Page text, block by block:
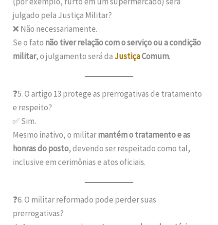
julgado pela Justiça Militar?
❌ Não necessariamente.
Se o fato não tiver relação com o serviço ou a condição
militar, o julgamento será da JustiçaComum.
❓5. O artigo 13 protege as prerrogativas de tratamento
e respeito?
✅ Sim.
Mesmo inativo, o militarmantém o tratamento e as
honras do posto, devendo ser respeitado como tal,
inclusive em cerimônias e atos oficiais.
❓6. O militar reformado pode perder suas
prerrogativas?